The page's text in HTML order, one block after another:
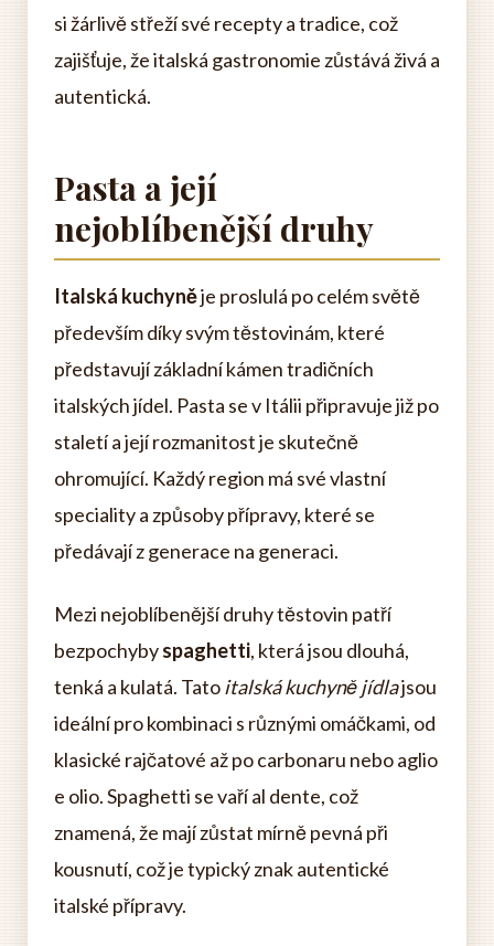
si žárlivě střeží své recepty a tradice, což
zajišťuje, že italská gastronomie zůstává živá a
autentická.
Pasta a její
nejoblíbenější druhy
Italská kuchyněje proslulá po celém světě
především díky svým těstovinám, které
představují základní kámen tradičních
italských jídel. Pasta se v Itálii připravuje již po
staletí a její rozmanitost je skutečně
ohromující. Každý region má své vlastní
speciality a způsoby přípravy, které se
předávají z generace na generaci.
Mezi nejoblíbenější druhy těstovin patří
bezpochybyspaghetti, která jsou dlouhá,
tenká a kulatá. Tatoitalská kuchyně jídlajsou
ideální pro kombinaci s různými omáčkami, od
klasické rajčatové až po carbonaru nebo aglio
e olio. Spaghetti se vaří al dente, což
znamená, že mají zůstat mírně pevná při
kousnutí, což je typický znak autentické
italské přípravy.